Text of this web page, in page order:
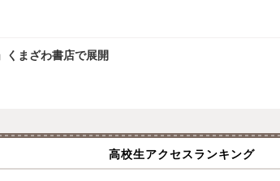
くまざわ書店で展開
高校生アクセスランキング